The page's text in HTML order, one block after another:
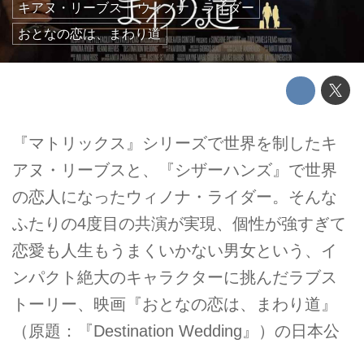
キアヌ・リーブス
ウィノナ・ライダー
おとなの恋は、まわり道
『マトリックス』シリーズで世界を制したキ
アヌ・リーブスと、『シザーハンズ』で世界
の恋人になったウィノナ・ライダー。そんな
ふたりの4度目の共演が実現、個性が強すぎて
恋愛も人生もうまくいかない男女という、イ
ンパクト絶大のキャラクターに挑んだラブス
トーリー、映画『おとなの恋は、まわり道』
（原題：『Destination Wedding』）の日本公